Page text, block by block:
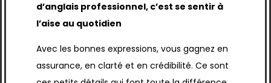
d’anglais professionnel, c’est se sentir à
l’aise au quotidien
Avec les bonnes expressions, vous gagnez en
assurance, en clarté et en crédibilité. Ce sont